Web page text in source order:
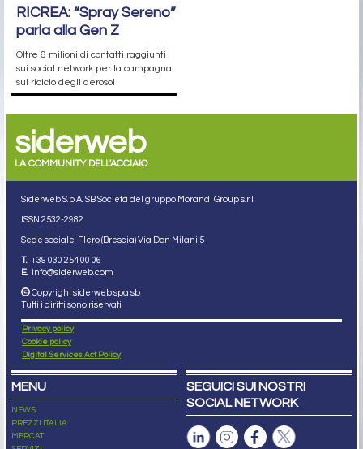
RICREA: “Spray Sereno”
parla alla Gen Z
Oltre 6 milioni di contatti raggiunti
sui social network per la campagna
sul riciclo degli aerosol
siderweb
LA COMMUNITY DELL'ACCIAIO
Siderweb S.p.A. SB Società del gruppo Morandi Group s.r.l.
ISSN 2532-2982
Sede sociale: Flero (Brescia) Via Don Milani 5
T. +39 030 254 00 06
E. info@siderweb.com
Copyright siderweb spa sb
Tutti i diritti sono riservati
Privacy policy
Cookie policy
Digital Services Act Policy
MENU
NEWS
PREZZI ITALIA
MERCATI
SEGUICI SUI NOSTRI
SOCIAL NETWORK